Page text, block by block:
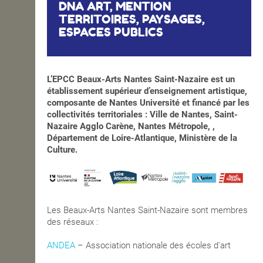
DNA ART, MENTION
TERRITOIRES, PAYSAGES,
ESPACES PUBLICS
L’EPCC Beaux-Arts Nantes Saint-Nazaire est un
établissement supérieur d’enseignement artistique,
composante de Nantes Université et financé par les
collectivités territoriales : Ville de Nantes, Saint-
Nazaire Agglo Carène, Nantes Métropole, ,
Département de Loire-Atlantique, Ministère de la
Culture.
Les Beaux-Arts Nantes Saint-Nazaire sont membres
des réseaux :
ANDEA – Association nationale des écoles d'art